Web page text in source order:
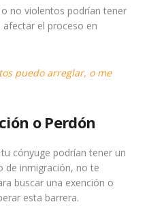
no violentos podrían tener
el proceso en
puedo arreglar, o me
o Perdón
cónyuge podrían tener un
de inmigración, no te
buscar una exención o
esta barrera.